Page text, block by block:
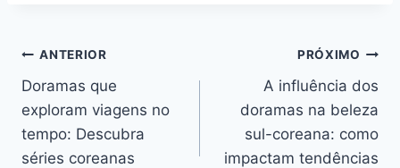
Navegação
de
Post
ANTERIOR
Doramas que
exploram viagens no
tempo: Descubra
séries coreanas
PRÓXIMO
A influência dos
doramas na beleza
sul-coreana: como
impactam tendências